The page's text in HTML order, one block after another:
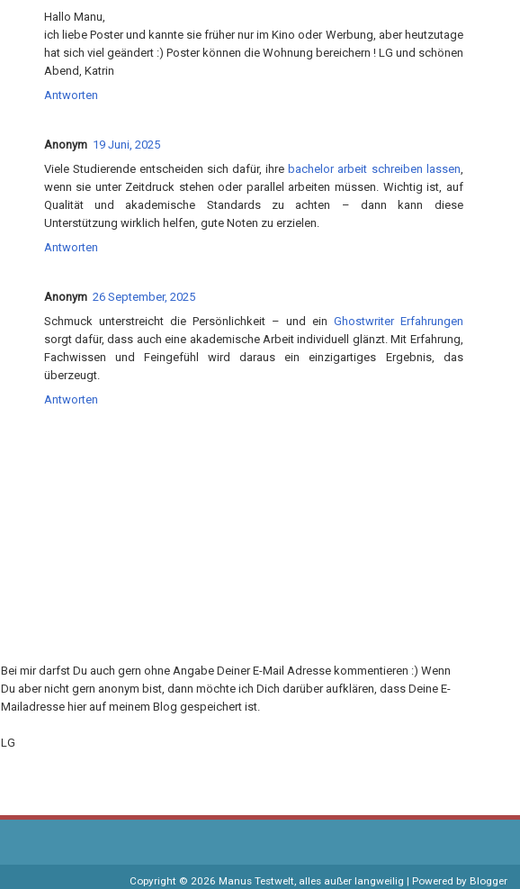
Hallo Manu,
ich liebe Poster und kannte sie früher nur im Kino oder Werbung, aber heutzutage
hat sich viel geändert :) Poster können die Wohnung bereichern ! LG und schönen
Abend, Katrin
Antworten
Anonym 19 Juni, 2025
Viele Studierende entscheiden sich dafür, ihrebachelor arbeit schreiben lassen
wenn sie unter Zeitdruck stehen oder parallel arbeiten müssen. Wichtig ist, auf
Qualität und akademische Standards zu achten – dann kann diese
Unterstützung wirklich helfen, gute Noten zu erzielen.
Antworten
Anonym 26 September, 2025
Schmuck unterstreicht die Persönlichkeit – und ein Ghostwriter Erfahrungen
sorgt dafür, dass auch eine akademische Arbeit individuell glänzt. Mit Erfahrung,
Fachwissen und Feingefühl wird daraus ein einzigartiges Ergebnis, das
überzeugt.
Antworten
Bei mir darfst Du auch gern ohne Angabe Deiner E-Mail Adresse kommentieren :) Wenn
Du aber nicht gern anonym bist, dann möchte ich Dich darüber aufklären, dass Deine E-
Mailadresse hier auf meinem Blog gespeichert ist.
LG
Copyright © 2026 Manus Testwelt, alles außer langweilig | Powered by Blogger